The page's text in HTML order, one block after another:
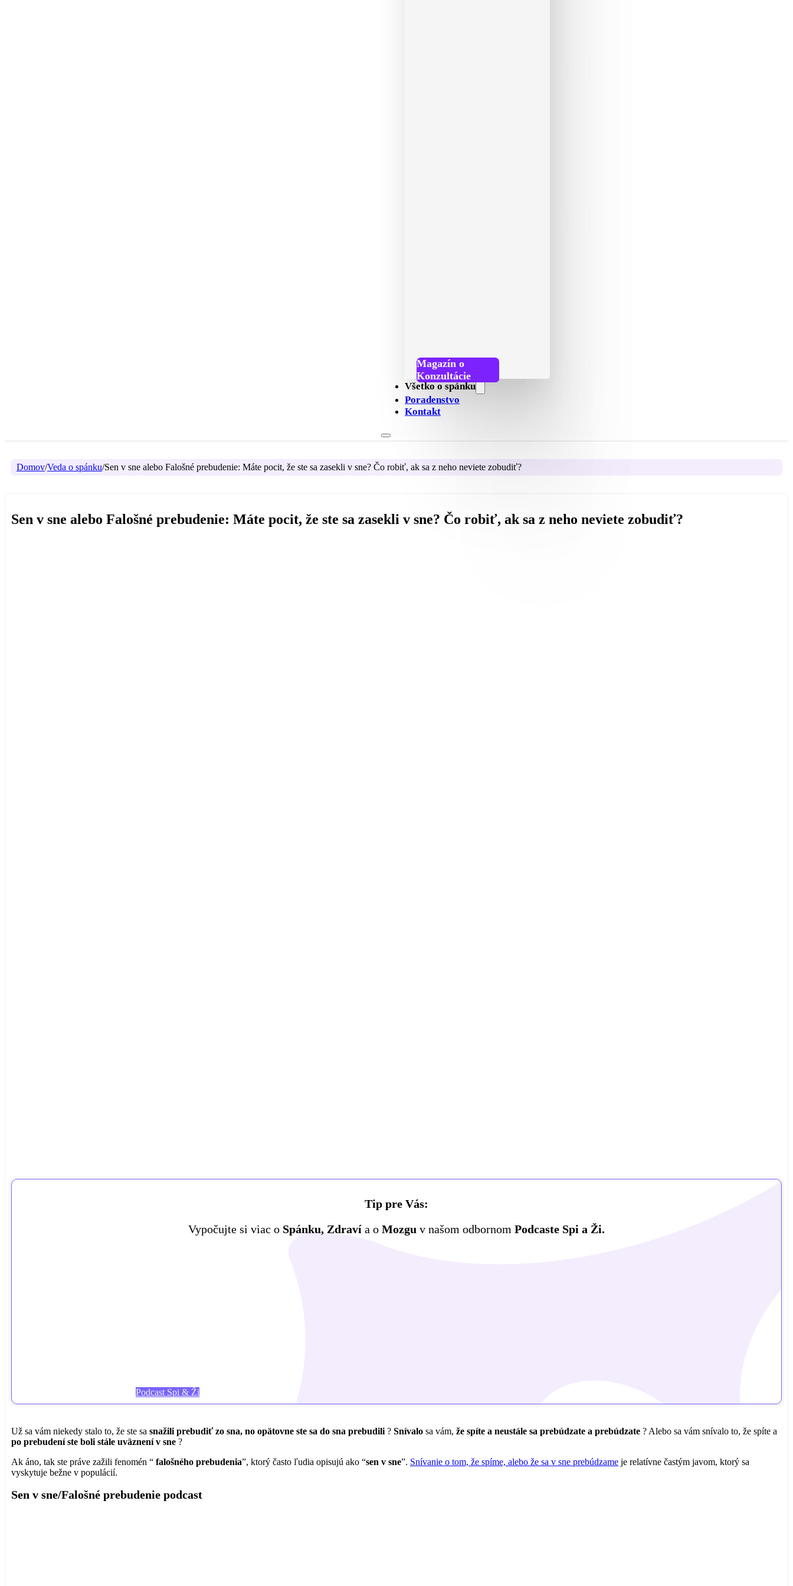
Všetko o spánku
Magazín o
spánku
Podcast o spánku
Konzultácie
Poradenstvo
Kontakt
Domov/Veda o spánku/Sen v sne alebo Falošné prebudenie: Máte pocit, že ste sa zasekli v sne? Čo robiť, ak sa z neho neviete zobudiť?
Sen v sne alebo Falošné prebudenie: Máte pocit, že ste sa zasekli v sne? Čo robiť, ak sa z neho neviete zobudiť?
Tip pre Vás:
Vypočujte si viac o Spánku, Zdraví a o Mozgu v našom odbornom Podcaste Spi a Ži.
Podcast Spi & Ži
Už sa vám niekedy stalo to, že ste sa snažili prebudiť zo sna, no opätovne ste sa do sna prebudili ? Snívalo sa vám, že spíte a neustále sa prebúdzate a prebúdzate ? Alebo sa vám snívalo to, že spíte a
po prebudení ste boli stále uväznení v sne ?
Ak áno, tak ste práve zažili fenomén “ falošného prebudenia”, ktorý často ľudia opisujú ako “sen v sne”. Snívanie o tom, že spíme, alebo že sa v sne prebúdzame je relatívne častým javom, ktorý sa
vyskytuje bežne v populácií.
Sen v sne/Falošné prebudenie podcast